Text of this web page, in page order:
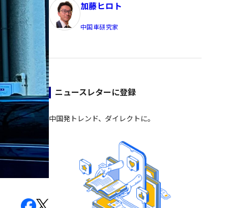
加藤ヒロト
中国車研究家
ニュースレターに登録
中国発トレンド、ダイレクトに。